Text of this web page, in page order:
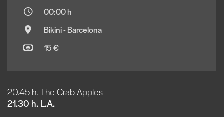
00:00 h
Bikini - Barcelona
15 €
20.45 h. The Crab Apples
21.30 h. L.A.